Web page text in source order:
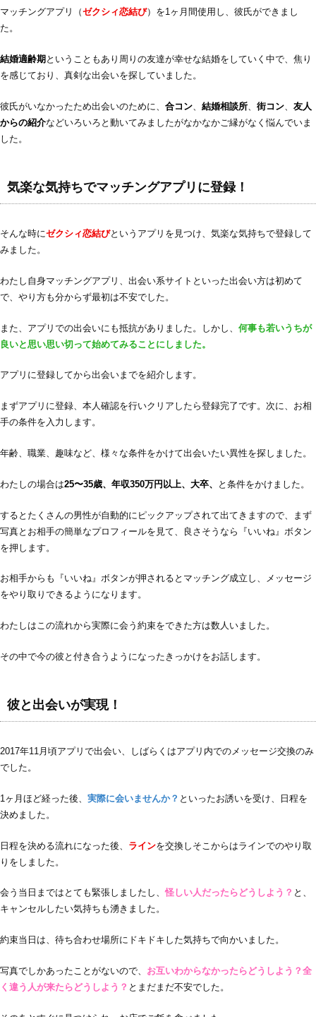
マッチングアプリ（ゼクシィ恋結び）を1ヶ月間使用し、彼氏ができまし
た。
結婚適齢期 ということもあり周りの友達が幸せな結婚をしていく中で、焦り
を感じており、真剣な出会いを探していました。
彼氏がいなかったため出会いのために、 合コン 結婚相談所 街コン
友人
からの紹介などいろいろと動いてみましたがなかなかご縁がなく悩んでいま
した。
気楽な気持ちでマッチングアプリに登録！
そんな時にゼクシィ恋結びというアプリを見つけ、気楽な気持ちで登録して
みました。
わたし自身マッチングアプリ、出会い系サイトといった出会い方は初めて
で、やり方も分からず最初は不安でした。
また、アプリでの出会いにも抵抗がありました。しかし、 何事も若いうちが
良いと思い思い切って始めてみることにしました。
アプリに登録してから出会いまでを紹介します。
まずアプリに登録、本人確認を行いクリアしたら登録完了です。次に、お相
手の条件を入力します。
年齢、職業、趣味など、様々な条件をかけて出会いたい異性を探しました。
わたしの場合は25〜35歳、年収350万円以上、大卒、 と条件をかけました。
するとたくさんの男性が自動的にピックアップされて出てきますので、まず
写真とお相手の簡単なプロフィールを見て、良さそうなら『いいね』ボタン
を押します。
お相手からも『いいね』ボタンが押されるとマッチング成立し、メッセージ
をやり取りできるようになります。
わたしはこの流れから実際に会う約束をできた方は数人いました。
その中で今の彼と付き合うようになったきっかけをお話します。
彼と出会いが実現！
2017年11月頃アプリで出会い、しばらくはアプリ内でのメッセージ交換のみ
でした。
1ヶ月ほど経った後、 実際に会いませんか？ といったお誘いを受け、日程を
決めました。
日程を決める流れになった後、 ラインを交換しそこからはラインでのやり取
りをしました。
会う当日まではとても緊張しましたし、怪しい人だったらどうしよう？ と、
キャンセルしたい気持ちも湧きました。
約束当日は、待ち合わせ場所にドキドキした気持ちで向かいました。
写真でしかあったことがないので、 お互いわからなかったらどうしよう？全
く違う人が来たらどうしよう？ とまだまだ不安でした。